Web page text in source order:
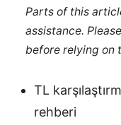
Parts of this
assistance.
before relying on
TL
rehberi